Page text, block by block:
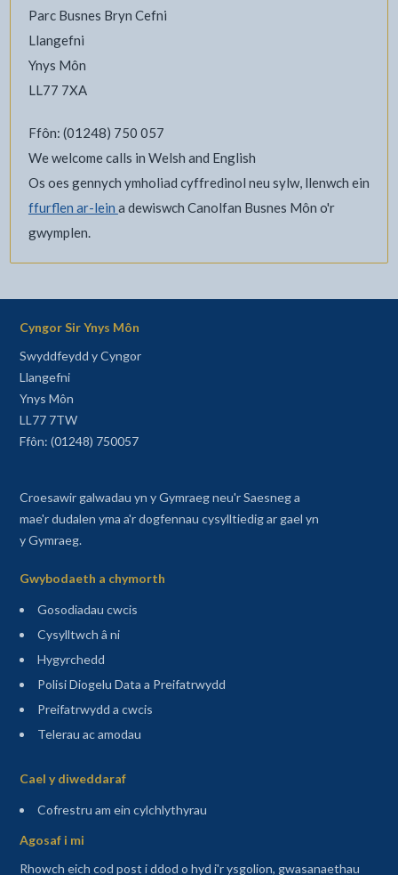
Parc Busnes Bryn Cefni
Llangefni
Ynys Môn
LL77 7XA
Ffôn: (01248) 750 057
We welcome calls in Welsh and English
Os oes gennych ymholiad cyffredinol neu sylw, llenwch ein
ffurflen ar-lein a dewiswch Canolfan Busnes Môn o'r
gwymplen.
Cyngor Sir Ynys Môn
Swyddfeydd y Cyngor
Llangefni
Ynys Môn
LL77 7TW
Ffôn: (01248) 750057
Croesawir galwadau yn y Gymraeg neu'r Saesneg a
mae'r dudalen yma a'r dogfennau cysylltiedig ar gael yn
y Gymraeg.
Gwybodaeth a chymorth
Gosodiadau cwcis
Cysylltwch â ni
Hygyrchedd
Polisi Diogelu Data a Preifatrwydd
Preifatrwydd a cwcis
Telerau ac amodau
Cael y diweddaraf
Cofrestru am ein cylchlythyrau(agor mewn tab newydd)
Agosaf i mi
Rhowch eich cod post i ddod o hyd i'r ysgolion, gwasanaethau